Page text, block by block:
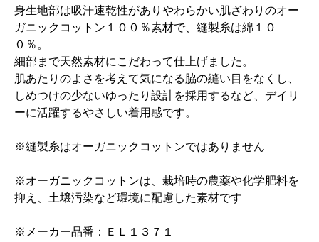
身生地部は吸汗速乾性がありやわらかい肌ざわりのオー
ガニックコットン１００％素材で、縫製糸は綿１０
０％。
細部まで天然素材にこだわって仕上げました。
肌あたりのよさを考えて気になる脇の縫い目をなくし、
しめつけの少ないゆったり設計を採用するなど、デイリ
ーに活躍するやさしい着用感です。
※縫製糸はオーガニックコットンではありません
※オーガニックコットンは、栽培時の農薬や化学肥料を
抑え、土壌汚染など環境に配慮した素材です
※メーカー品番：ＥＬ１３７１